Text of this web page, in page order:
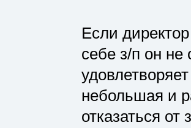
Если
себе з/п он
небольшая и
отказаться